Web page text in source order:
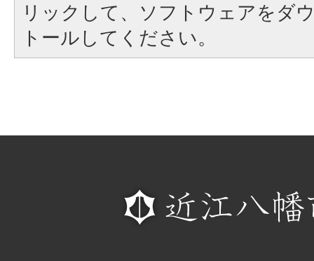
リックして、ソフトウェアをダ
トールしてください。